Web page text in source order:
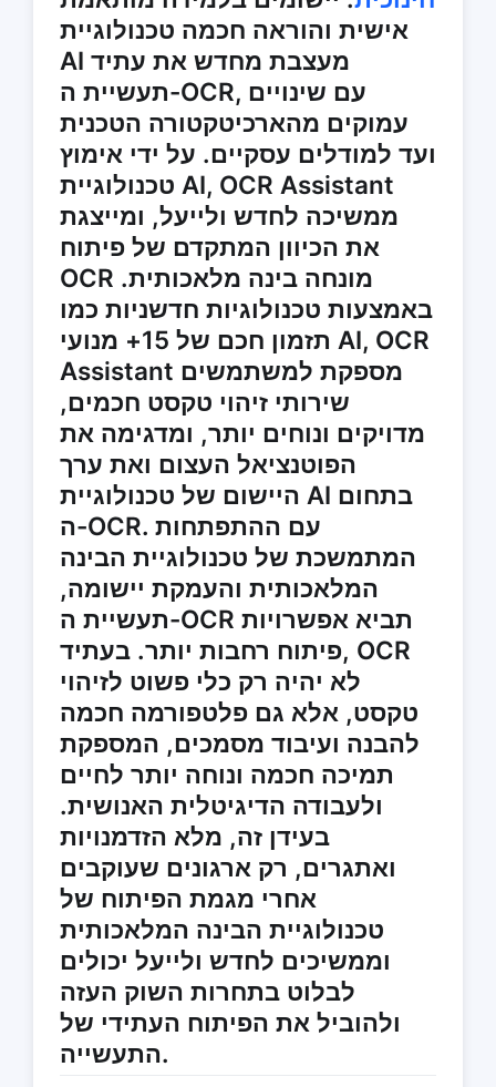
אישית והוראה חכמה טכנולוגיית
AI מעצבת מחדש את עתיד
תעשיית ה-OCR, עם שינויים
עמוקים מהארכיטקטורה הטכנית
ועד למודלים עסקיים. על ידי אימוץ
טכנולוגיית AI, OCR Assistant
ממשיכה לחדש ולייעל, ומייצגת
את הכיוון המתקדם של פיתוח
OCR מונחה בינה מלאכותית.
באמצעות טכנולוגיות חדשניות כמו
תזמון חכם של 15+ מנועי AI, OCR
Assistant מספקת למשתמשים
שירותי זיהוי טקסט חכמים,
מדויקים ונוחים יותר, ומדגימה את
הפוטנציאל העצום ואת ערך
היישום של טכנולוגיית AI בתחום
ה-OCR. עם ההתפתחות
המתמשכת של טכנולוגיית הבינה
המלאכותית והעמקת יישומה,
תעשיית ה-OCR תביא אפשרויות
פיתוח רחבות יותר. בעתיד, OCR
לא יהיה רק כלי פשוט לזיהוי
טקסט, אלא גם פלטפורמה חכמה
להבנה ועיבוד מסמכים, המספקת
תמיכה חכמה ונוחה יותר לחיים
ולעבודה הדיגיטלית האנושית.
בעידן זה, מלא הזדמנויות
ואתגרים, רק ארגונים שעוקבים
אחרי מגמת הפיתוח של
טכנולוגיית הבינה המלאכותית
וממשיכים לחדש ולייעל יכולים
לבלוט בתחרות השוק העזה
ולהוביל את הפיתוח העתידי של
התעשייה.